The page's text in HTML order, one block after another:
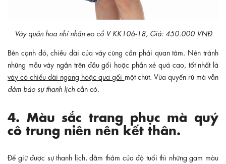
Váy quấn hoa nhí nhấn eo cổ V KK106-18, Giá: 450.000 VNĐ
Bên cạnh đó, chiều dài của váy cũng cần phải quan tâm. Nên tránh
những mẫu váy ngắn trên đầu gối hoặc phần xẻ quá cao, tốt nhất là
váy có chiều dài ngang hoặc qua gối một chút. Vừa quyến rũ mà vẫn
đảm bảo sự thanh lịch cần có.
4. Màu sắc trang phục mà quý
cô trung niên nên kết thân.
Để giữ được sự thanh lịch, đằm thắm của độ tuổi thì những gam màu